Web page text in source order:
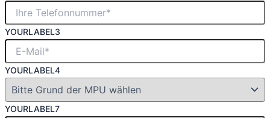
YOURLABEL3
YOURLABEL4
YOURLABEL7